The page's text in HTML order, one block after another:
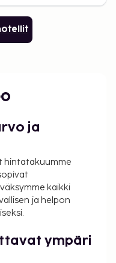
ja
hintatakuumme
kaikki
ja helpon
ympäri